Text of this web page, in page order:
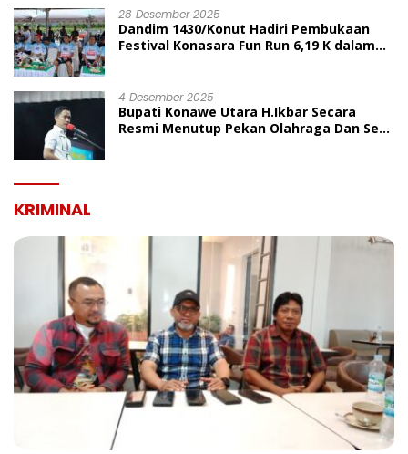
28 Desember 2025
Dandim 1430/Konut Hadiri Pembukaan
Festival Konasara Fun Run 6,19 K dalam
4 Desember 2025
Bupati Konawe Utara H.Ikbar Secara
Resmi Menutup Pekan Olahraga Dan Seni
KRIMINAL